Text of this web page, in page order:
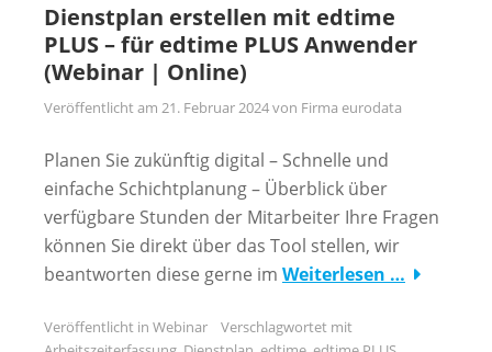
Dienstplan erstellen mit edtime
PLUS – für edtime PLUS Anwender
(Webinar | Online)
Veröffentlicht am 21. Februar 2024von Firma eurodata
Planen Sie zukünftig digital – Schnelle und
einfache Schichtplanung – Überblick über
verfügbare Stunden der Mitarbeiter Ihre Fragen
können Sie direkt über das Tool stellen, wir
beantworten diese gerne im Weiterlesen …
Veröffentlicht in Webinar
Verschlagwortet mit